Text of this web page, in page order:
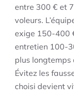
entre 300 € et
voleurs.
exige 150-400
entretien 100-
plus longtemps
Évitez les
choisi devient